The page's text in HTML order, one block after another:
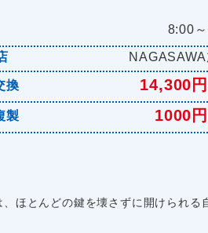
8:00
換 14,300
製 1000
ほとんどの鍵を壊さずに開けられる